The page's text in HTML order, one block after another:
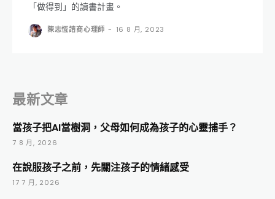
「做得到」的讀書計畫。
陳志恆諮商心理師 - 16 8 月, 2023
最新文章
當孩子把AI當樹洞，父母如何成為孩子的心靈捕手？
7 8 月, 2026
在說服孩子之前，先關注孩子的情緒感受
17 7 月, 2026